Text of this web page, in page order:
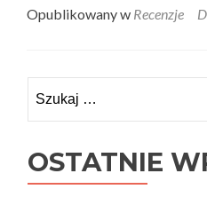
Opublikowany w Recenzje
OSTATNIE